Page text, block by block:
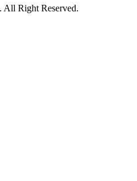
Right Reserved.